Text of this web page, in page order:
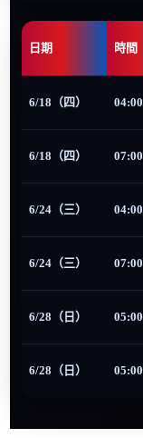
日期 時間
6/18（四） 04:00
6/18（四） 07:00
6/24（三） 04:00
6/24（三） 07:00
6/28（日） 05:00
6/28（日） 05:00